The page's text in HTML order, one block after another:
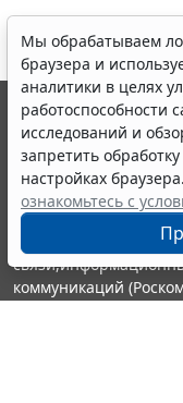
Мы обрабатываем
браузера и
аналитики в целях
работоспособности
исследований и
запретить
настройках
ознакомьтесь с
© ООО "НПП "ГАРАНТ-
выпускается с 1990
являются
информации ГАРАНТ.
Портал ГАРАНТ.РУ
издания
коммуникаций